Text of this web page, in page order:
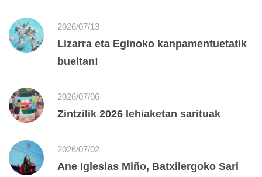
2026/07/13
Lizarra eta Eginoko kanpamentuetatik
bueltan!
2026/07/06
Zintzilik 2026 lehiaketan sarituak
2026/07/02
Ane Iglesias Miño, Batxilergoko Sari